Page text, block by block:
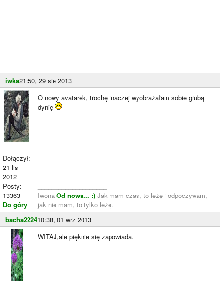
iwka21:50, 29 sie 2013
Dołączył:
21 lis
2012
Posty:
13363
Do góry
O nowy avatarek, trochę inaczej wyobrażałam sobie grubą
dynię
Iwona Od nowa... :) Jak mam czas, to leżę i odpoczywam,
jak nie mam, to tylko leżę.
bacha222410:38, 01 wrz 2013
WITAJ,ale pięknie się zapowiada.